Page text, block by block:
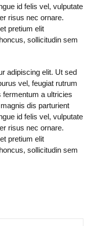
id felis vel, vulputate
risus nec ornare.
pretium elit
sollicitudin sem
adipiscing elit. Ut sed
vel, feugiat rutrum
a ultricies
dis parturient
id felis vel, vulputate
risus nec ornare.
pretium elit
sollicitudin sem